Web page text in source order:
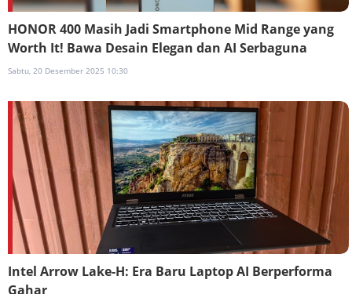
HONOR 400 Masih Jadi Smartphone Mid Range yang
Worth It! Bawa Desain Elegan dan AI Serbaguna
Sabtu, 20 Desember 2025 10:30
Intel Arrow Lake-H: Era Baru Laptop AI Berperforma
Gahar